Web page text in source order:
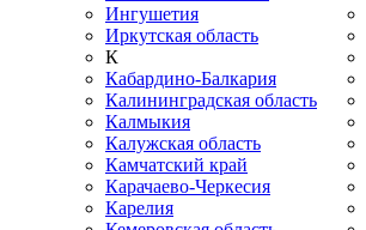
Ингушетия
Иркутская область
К
Кабардино-Балкария
Калининградская область
Калмыкия
Калужская область
Камчатский край
Карачаево-Черкесия
Карелия